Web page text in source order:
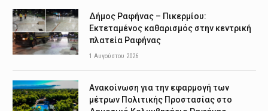
Δήμος Ραφήνας – Πικερμίου:
Εκτεταμένος καθαρισμός στην κεντρική
πλατεία Ραφήνας
1 Αυγούστου 2026
Ανακοίνωση για την εφαρμογή των
μέτρων Πολιτικής Προστασίας στο